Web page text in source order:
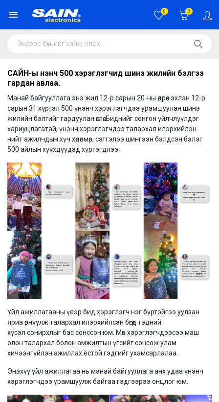
0 0
САЙН-ы үнэнч 500 хэрэглэгчид шинэ жилийн бэлгээ
гардан авлаа.
Манай байгууллага энэ жил 12-р сарын 20-ны өдрөөс эхлэн 12-р
сарын 31 хүртэл 500 үнэнч хэрэглэгчдээ урамшуулан шинэ
жилийн бэлгийг гардуулан өглөө. Биднийг сонгон үйлчлүүлдэг
хариуцлагатай, үнэнч хэрэглэгчдээ талархал илэрхийлэн
нийт ажилчдын хүч хөдөлмөр, сэтгэлээ шингээн бэлдсэн бэлэг
500 айлын хүүхдүүдэд хүргэгдлээ.
Үйл ажиллагааны үеэр бид хэрэглэгч нэг бүртэйгээ уулзан
яриа өрнүүлж талархал илэрхийлсэн бөгөөд тэдний
хүсэл сонирхлыг бас сонссон юм. Мөн хэрэглэгчдээсээ маш
олон талархал болон амжилтын үгсийг сонсож улам
хичээнгүйлэн ажиллах ёстой гэдгийг ухамсарлалаа.
Энэхүү үйл ажиллагаа нь манай байгууллага анх удаа үнэнч
хэрэглэгчдээ урамшуулж байгаа гэдгээрээ онцлог юм.